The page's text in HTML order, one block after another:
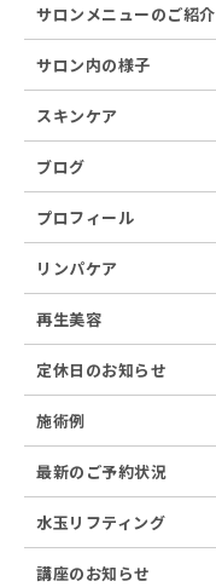
サロンメニューのご紹介
サロン内の様子
スキンケア
ブログ
プロフィール
リンパケア
再生美容
定休日のお知らせ
施術例
最新のご予約状況
水玉リフティング
講座のお知らせ